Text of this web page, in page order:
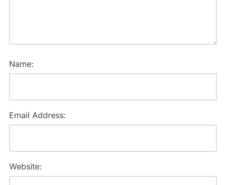
Name:
Email Address:
Website: